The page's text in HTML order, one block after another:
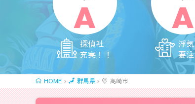
A
探偵社
充実！！
A
浮
要
HOME 群馬県 高崎市